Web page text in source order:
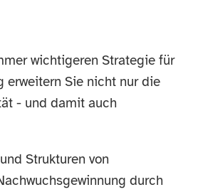
wichtigeren Strategie für
erweitern Sie nicht nur die
- und damit auch
Strukturen von
durch